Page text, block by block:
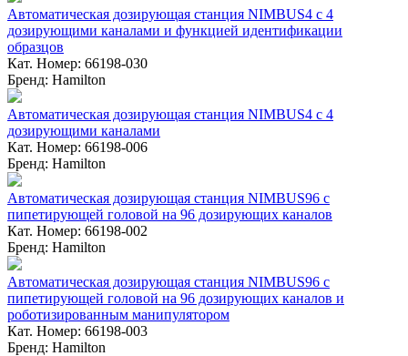
Автоматическая дозирующая станция NIMBUS4 с 4
дозирующими каналами и функцией идентификации
образцов
Кат. Номер: 66198-030
Бренд: Hamilton
Автоматическая дозирующая станция NIMBUS4 с 4
дозирующими каналами
Кат. Номер: 66198-006
Бренд: Hamilton
Автоматическая дозирующая станция NIMBUS96 с
пипетирующей головой на 96 дозирующих каналов
Кат. Номер: 66198-002
Бренд: Hamilton
Автоматическая дозирующая станция NIMBUS96 с
пипетирующей головой на 96 дозирующих каналов и
роботизированным манипулятором
Кат. Номер: 66198-003
Бренд: Hamilton